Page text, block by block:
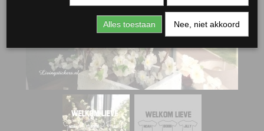
Alles toestaan Nee, niet akkoord